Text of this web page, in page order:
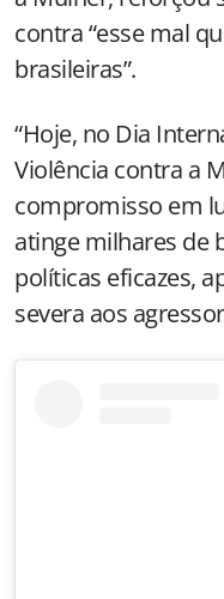
contra “esse mal
brasileiras”.
“Hoje, no Dia
Violência contra a
compromisso em
atinge milhares de
políticas eficazes,
severa aos